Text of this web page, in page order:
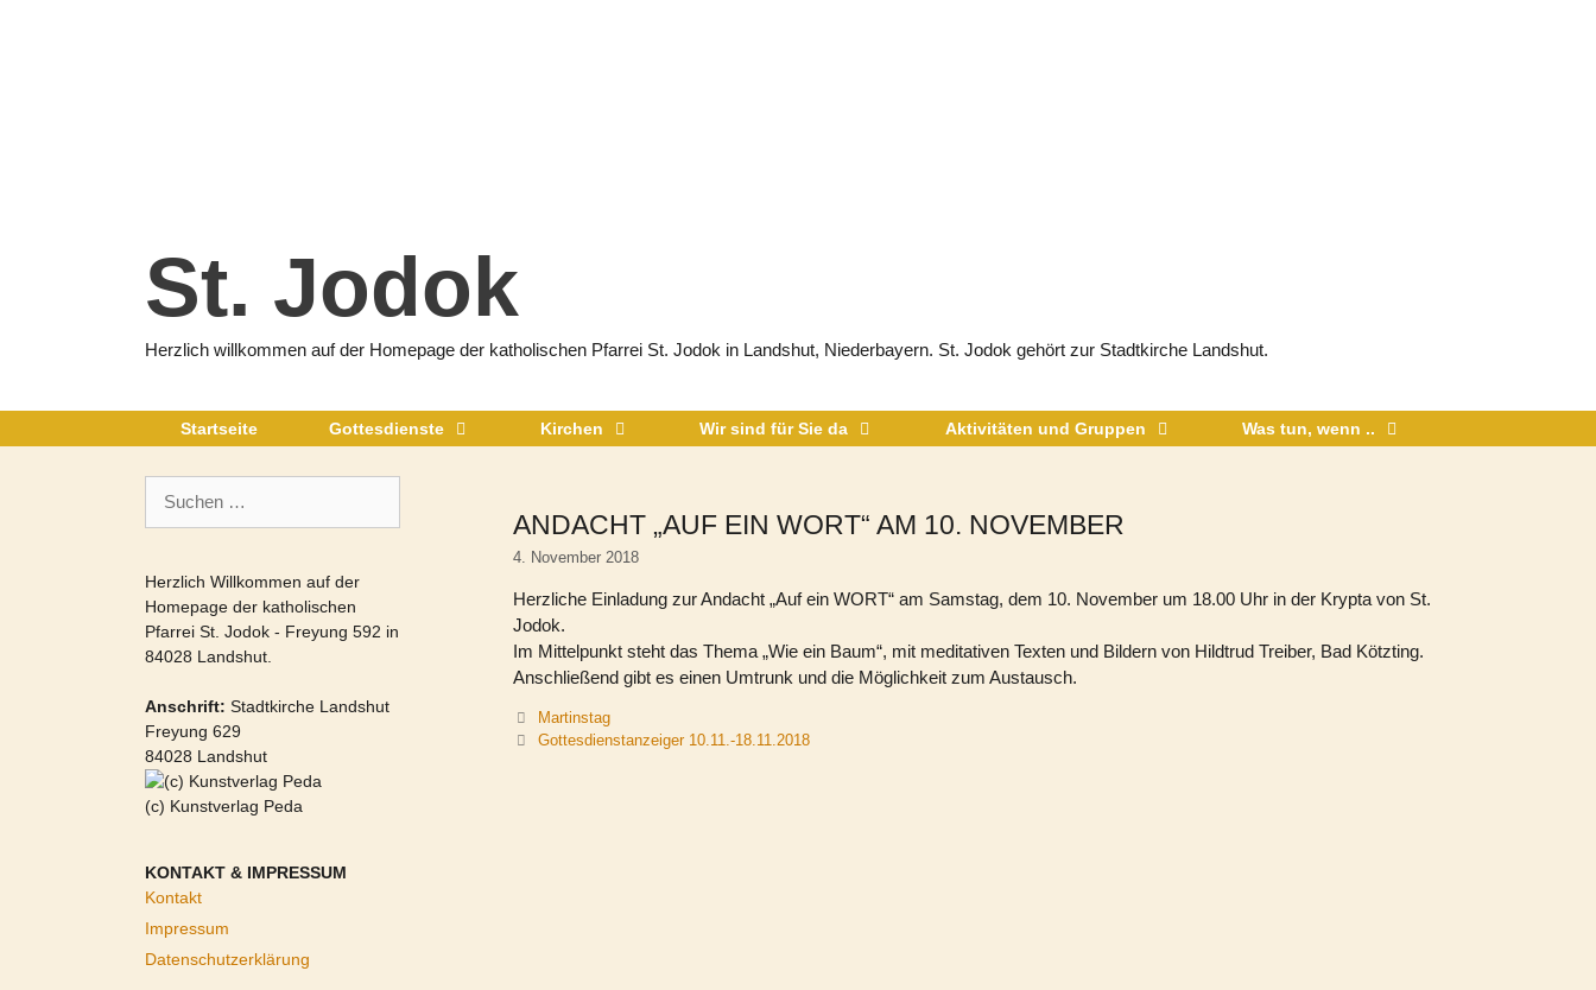
St. Jodok
Herzlich willkommen auf der Homepage der katholischen Pfarrei St. Jodok in Landshut, Niederbayern. St. Jodok gehört zur Stadtkirche Landshut.
Startseite Gottesdienste Kirchen Wir sind für Sie da Aktivitäten und Gruppen Was tun, wenn ..
ANDACHT „AUF EIN WORT“ AM 10. NOVEMBER
4. November 2018
Herzliche Einladung zur Andacht „Auf ein WORT“ am Samstag, dem 10. November um 18.00 Uhr in der Krypta von St.
Jodok.
Im Mittelpunkt steht das Thema „Wie ein Baum“, mit meditativen Texten und Bildern von Hildtrud Treiber, Bad Kötzting.
Anschließend gibt es einen Umtrunk und die Möglichkeit zum Austausch.
Martinstag
Gottesdienstanzeiger 10.11.-18.11.2018
nach:
Herzlich Willkommen auf der
Homepage der katholischen
Pfarrei St. Jodok - Freyung 592 in
84028 Landshut.
Anschrift: Stadtkirche Landshut
Freyung 629
84028 Landshut
(c) Kunstverlag Peda
KONTAKT & IMPRESSUM
Kontakt
Impressum
Datenschutzerklärung